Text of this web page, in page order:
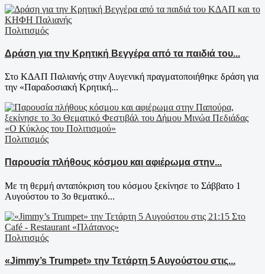
Πολιτισμός
Δράση για την Κρητική Βεγγέρα από τα παιδιά του...
Στο ΚΔΑΠ Παλιανής στην Αυγενική πραγματοποιήθηκε δράση για
την «Παραδοσιακή Κρητική...
Πολιτισμός
Παρουσία πλήθους κόσμου και αφιέρωμα στην...
Με τη θερμή ανταπόκριση του κόσμου ξεκίνησε το Σάββατο 1
Αυγούστου το 3ο θεματικό...
Πολιτισμός
«Jimmy’s Trumpet» την Τετάρτη 5 Αυγούστου στις...